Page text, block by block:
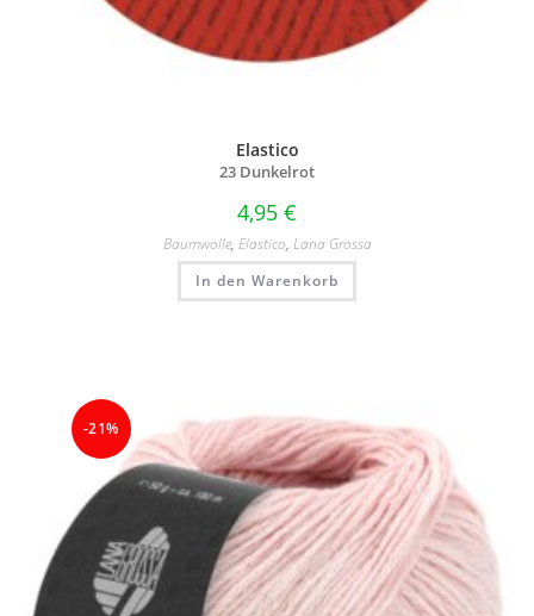
Elastico
23 Dunkelrot
4,95 €
Baumwolle, Elastico, Lana Grossa
In den Warenkorb
-21%